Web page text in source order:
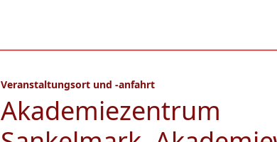
Veranstaltungsort und -anfahrt
Akademiezentrum